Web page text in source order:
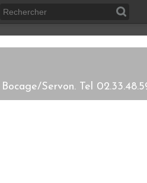
Servon. Tel